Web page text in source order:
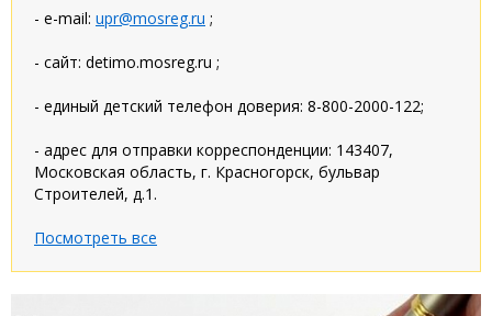
- e-mail: upr@mosreg.ru ;
- сайт: detimo.mosreg.ru ;
- единый детский телефон доверия: 8-800-2000-122;
- адрес для отправки корреспонденции: 143407,
Московская область, г. Красногорск, бульвар
Строителей, д.1.
Посмотреть все